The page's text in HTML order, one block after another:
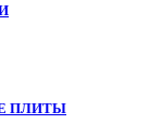
ПЛИТЫ